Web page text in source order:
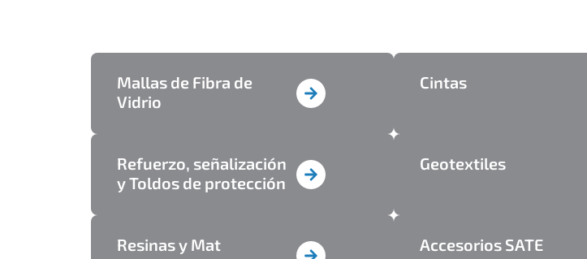
Mallas de Fibra de
Vidrio
Cintas​
Refuerzo, señalización
y Toldos​ de protección
Geotextiles
Resinas y Mat​ Accesorios SATE​